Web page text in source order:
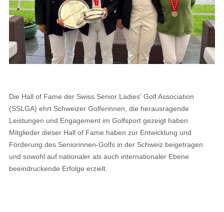
Die Hall of Fame der Swiss Senior Ladies' Golf Association
(SSLGA) ehrt Schweizer Golferinnen, die herausragende
Leistungen und Engagement im Golfsport gezeigt haben.
Mitglieder dieser Hall of Fame haben zur Entwicklung und
Förderung des Seniorinnen-Golfs in der Schweiz beigetragen
und sowohl auf nationaler als auch internationaler Ebene
beeindruckende Erfolge erzielt.